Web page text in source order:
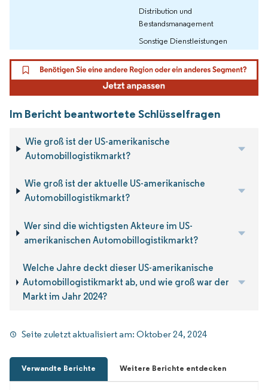
Distribution und
Bestandsmanagement
Sonstige Dienstleistungen
Im Bericht beantwortete Schlüsselfragen
Wie groß ist der US-amerikanische
Automobillogistikmarkt?
Wie groß ist der aktuelle US-amerikanische
Automobillogistikmarkt?
Wer sind die wichtigsten Akteure im US-
amerikanischen Automobillogistikmarkt?
Welche Jahre deckt dieser US-amerikanische
Automobillogistikmarkt ab, und wie groß war der
Markt im Jahr 2024?
Seite zuletzt aktualisiert am:Oktober 24, 2024
Verwandte Berichte Weitere Berichte entdecken